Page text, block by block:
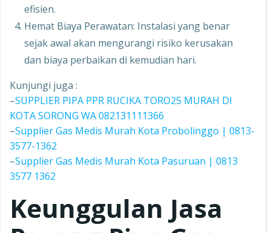
efisien.
Hemat Biaya Perawatan: Instalasi yang benar
sejak awal akan mengurangi risiko kerusakan
dan biaya perbaikan di kemudian hari.
Kunjungi juga :
–SUPPLIER PIPA PPR RUCIKA TORO25 MURAH DI
KOTA SORONG WA 082131111366
–Supplier Gas Medis Murah Kota Probolinggo | 0813-
3577-1362
–Supplier Gas Medis Murah Kota Pasuruan | 0813
3577 1362
Keunggulan Jasa